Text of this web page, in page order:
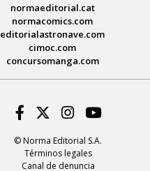
normaeditorial.cat
normacomics.com
editorialastronave.com
cimoc.com
concursomanga.com
© Norma Editorial S.A.
Términos legales
Canal de denuncia
Facebook
Twitter
Instagram
Youtube